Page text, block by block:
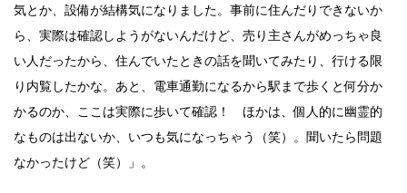
気とか、設備が結構気になりました。事前に住んだりできないか
ら、実際は確認しようがないんだけど、売り主さんがめっちゃ良
い人だったから、住んでいたときの話を聞いてみたり、行ける限
り内覧したかな。あと、電車通勤になるから駅まで歩くと何分か
かるのか、ここは実際に歩いて確認！ ほかは、個人的に幽霊的
なものは出ないか、いつも気になっちゃう（笑）。聞いたら問題
なかったけど（笑）」。